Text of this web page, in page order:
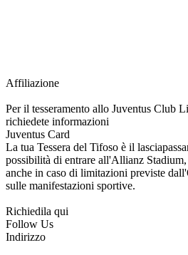
Affiliazione
Per il tesseramento allo Juventus Club
richiedete informazioni
Juventus Card
La tua Tessera del Tifoso è il
possibilità di entrare all'Allianz
anche in caso di limitazioni previste
sulle manifestazioni sportive.
Richiedila qui
Follow Us
Indirizzo